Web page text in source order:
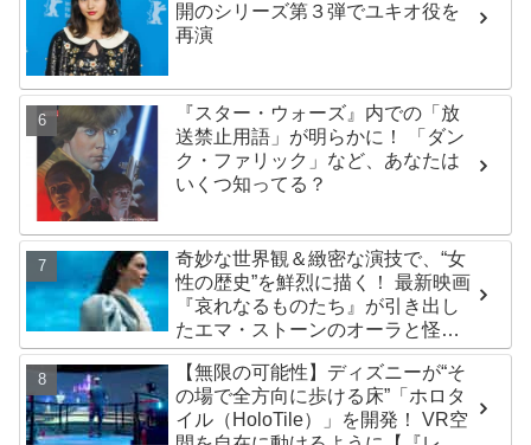
開のシリーズ第３弾でユキオ役を
再演
『スター・ウォーズ』内での「放
送禁止用語」が明らかに！ 「ダン
ク・ファリック」など、あなたは
いくつ知ってる？
奇妙な世界観＆緻密な演技で、“女
性の歴史”を鮮烈に描く！ 最新映画
『哀れなるものたち』が引き出し
たエマ・ストーンのオーラと怪
演、そして緻密すぎる演技力！ こ
れは女性の“自由意志”の物語［レビ
ュー＆解説］
【無限の可能性】ディズニーが“そ
の場で全方向に歩ける床”「ホロタ
イル（HoloTile）」を開発！ VR空